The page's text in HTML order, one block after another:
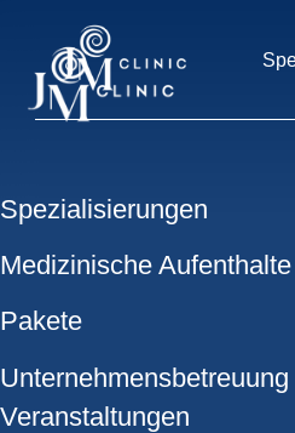
Spezialisierungen
Medizinische Aufenthalte
Pakete
Unternehmensbetreuung
Veranstaltungen